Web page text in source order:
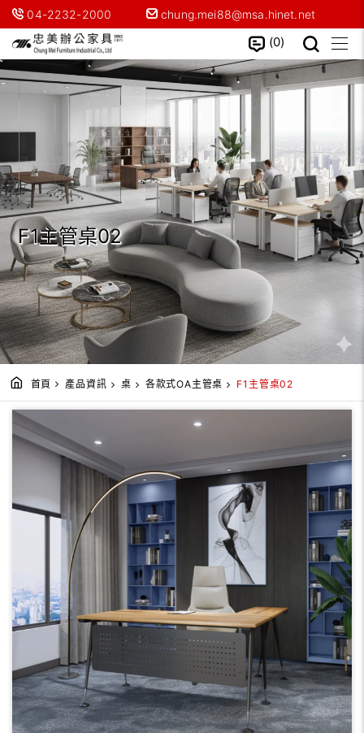
04-2232-2000 chung.mei88@msa.hinet.net
0
F1主管桌02
首頁 產品資訊 桌 各款式OA主管桌 F1主管桌02